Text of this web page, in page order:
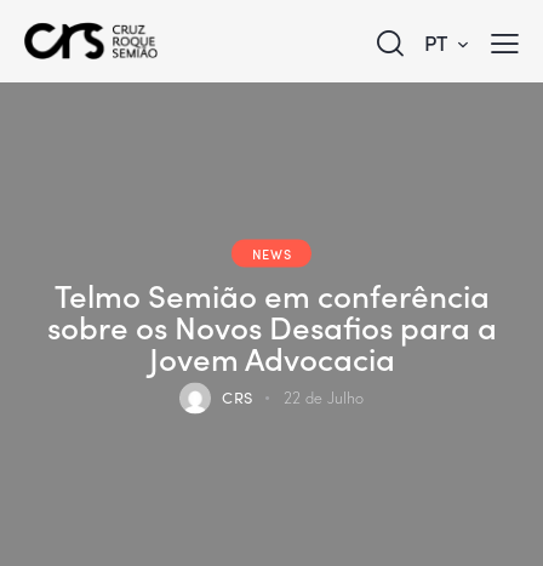
PT
NEWS
Telmo Semião em conferência
sobre os Novos Desafios para a
Jovem Advocacia
CRS 22 de Julho